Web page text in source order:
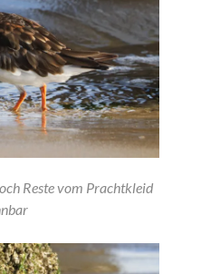
Reste vom Prachtkleid